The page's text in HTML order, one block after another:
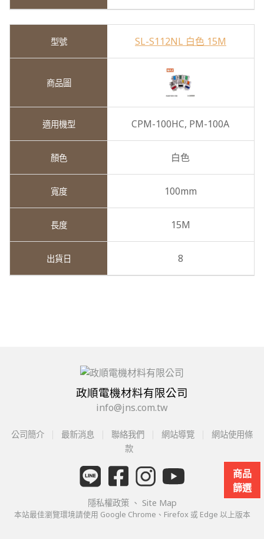
商品
篩選
SL-S112NL 白色 15M
CPM-100HC, PM-100A
白色
100mm
15M
8
政順電機材料有限公司
info@jns.com.tw
公司簡介 最新消息 聯絡我們 網站導覽
網站使用條
款
隱私權政策 、 Site Map
本站最佳瀏覽環境請使用 Google Chrome、Firefox 或 Edge 以上版本